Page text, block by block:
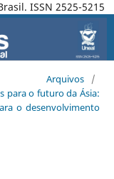
ISSN 2525-5215
Arquivos
/
para o futuro da Ásia:
o desenvolvimento